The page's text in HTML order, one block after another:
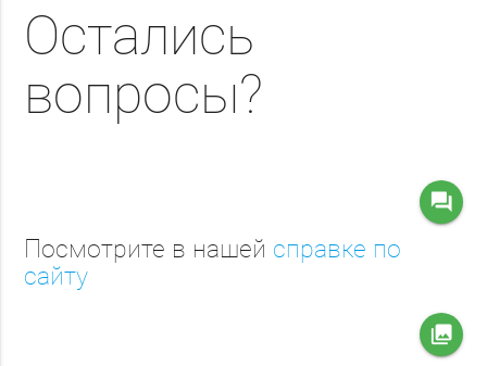
Остались
вопросы?
question_answer
Посмотрите в нашей справке по
сайту
collections